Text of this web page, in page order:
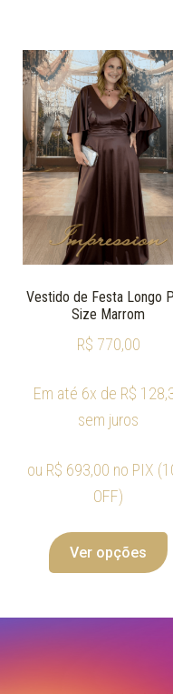
Vestido de Festa Longo
Size Marrom
R$ 770,00
Em até 6x de R$
sem juros
ou R$ 693,00 no PIX
OFF)
Ver opções